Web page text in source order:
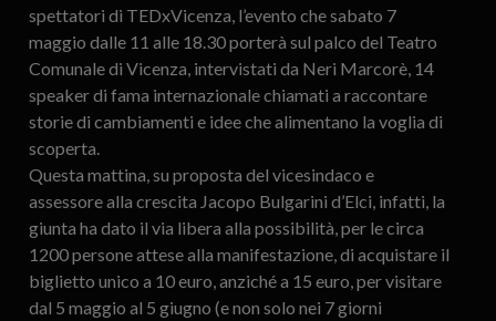
spettatori di TEDxVicenza, l’evento che sabato 7
maggio dalle 11 alle 18.30 porterà sul palco del Teatro
Comunale di Vicenza, intervistati da Neri Marcorè, 14
speaker di fama internazionale chiamati a raccontare
storie di cambiamenti e idee che alimentano la voglia di
scoperta.
Questa mattina, su proposta del vicesindaco e
assessore alla crescita Jacopo Bulgarini d’Elci, infatti, la
giunta ha dato il via libera alla possibilità, per le circa
1200 persone attese alla manifestazione, di acquistare il
biglietto unico a 10 euro, anziché a 15 euro, per visitare
dal 5 maggio al 5 giugno (e non solo nei 7 giorni